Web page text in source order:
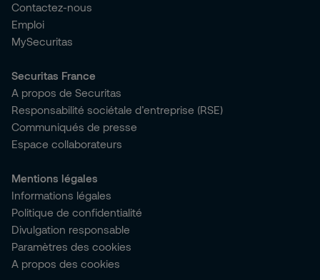
Contactez-nous
Emploi
MySecuritas
Securitas France
A propos de Securitas
Responsabilité sociétale d’entreprise (RSE)
Communiqués de presse
Espace collaborateurs
Mentions légales
Informations légales
Politique de confidentialité
Divulgation responsable
Paramètres des cookies
A propos des cookies